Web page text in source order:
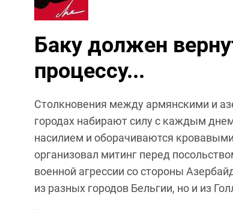
Баку должен
процессу...
Столкновения между армянскими и
городах набирают силу с каждым
насилием и оборачиваются
организовал митинг перед
военной агрессии со стороны
из разных городов Бельгии, но и из